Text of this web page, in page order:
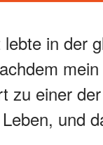
in der
zu einer
und